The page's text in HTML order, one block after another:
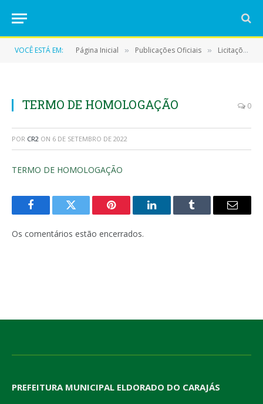
VOCÊ ESTÁ EM: Página Inicial » Publicações Oficiais » Licitações
TERMO DE HOMOLOGAÇÃO 0
POR CR2 ON 6 DE SETEMBRO DE 2022
TERMO DE HOMOLOGAÇÃO
FacebookTwitter Pinterest LinkedInTumblr
E-
Os comentários estão encerrados.
PREFEITURA MUNICIPAL ELDORADO DO CARAJÁS